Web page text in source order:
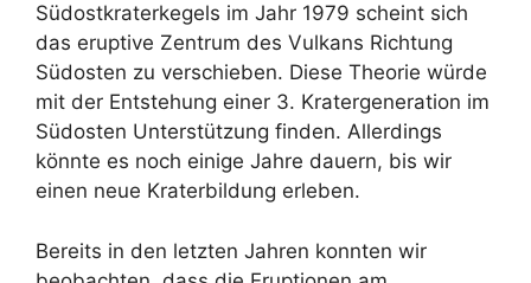
Südostkraterkegels im Jahr 1979 scheint sich
das eruptive Zentrum des Vulkans Richtung
Südosten zu verschieben. Diese Theorie würde
mit der Entstehung einer 3. Kratergeneration im
Südosten Unterstützung finden. Allerdings
könnte es noch einige Jahre dauern, bis wir
einen neue Kraterbildung erleben.
Bereits in den letzten Jahren konnten wir